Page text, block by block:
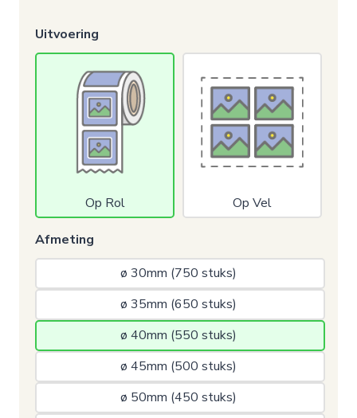
Uitvoering
Op Rol Op Vel
Afmeting
ø 30mm (750 stuks)
ø 35mm (650 stuks)
ø 40mm (550 stuks)
ø 45mm (500 stuks)
ø 50mm (450 stuks)